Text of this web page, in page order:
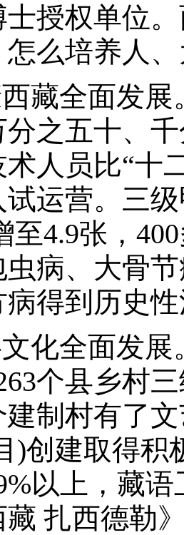
士授权单位
怎么培养人
藏全面发
之五十、
术人员比“十
试运营。三
至4.9张，
虫病、大骨
病得到历史
化全面发展
个县乡村
建制村有了
)创建取得积
以上，藏
藏 扎西德勒